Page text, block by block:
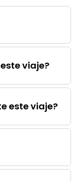
viaje?
este viaje?